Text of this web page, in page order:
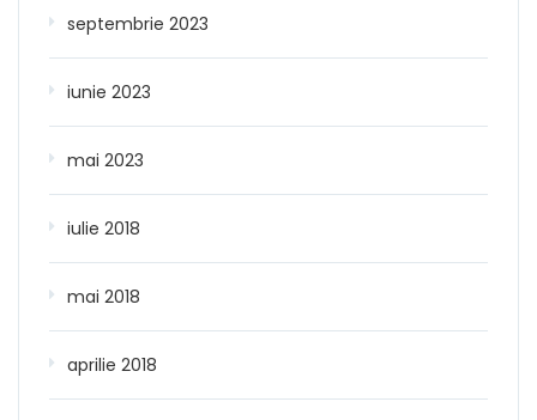
septembrie 2023
iunie 2023
mai 2023
iulie 2018
mai 2018
aprilie 2018